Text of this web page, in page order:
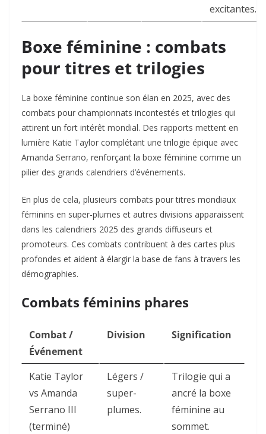
excitantes.
Boxe féminine : combats
pour titres et trilogies
La boxe féminine continue son élan en 2025, avec des
combats pour championnats incontestés et trilogies qui
attirent un fort intérêt mondial. Des rapports mettent en
lumière Katie Taylor complétant une trilogie épique avec
Amanda Serrano, renforçant la boxe féminine comme un
pilier des grands calendriers d’événements.
En plus de cela, plusieurs combats pour titres mondiaux
féminins en super-plumes et autres divisions apparaissent
dans les calendriers 2025 des grands diffuseurs et
promoteurs. Ces combats contribuent à des cartes plus
profondes et aident à élargir la base de fans à travers les
démographies.
Combats féminins phares
Combat /
Événement
Division Signification
Katie Taylor
vs Amanda
Serrano III
(terminé)
Légers /
super-
plumes.
Trilogie qui a
ancré la boxe
féminine au
sommet.